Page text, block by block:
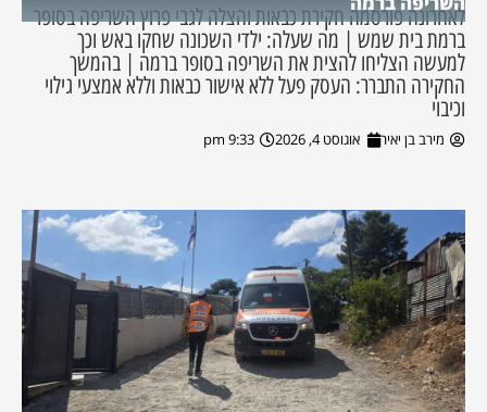
לאחרונה פורסמה חקירת כבאות והצלה לגבי פרוץ השריפה בסופר
ברמת בית שמש | מה שעלה: ילדי השכונה שחקו באש וכך
למעשה הצליחו להצית את השריפה בסופר ברמה | בהמשך
החקירה התברר: העסק פעל ללא אישור כבאות וללא אמצעי גילוי
וכיבוי
מירב בן יאיר אוגוסט 4, 2026 9:33 pm